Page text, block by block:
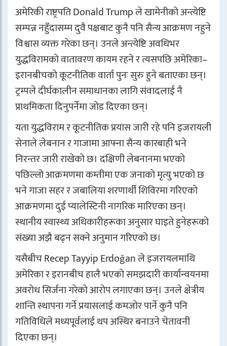
अमेरिकी राष्ट्रपतिDonald Trumpले खामेनीको अन्त्येष्टि
सम्पन्न नहुँदासम्म दुवै पक्षबाट कुनै पनि सैन्य आक्रमण नहुने
विश्वास व्यक्त गरेका छन्। उनले अन्त्येष्टि अवधिभर
युद्धविरामको वातावरण कायम रहने र त्यसपछि अमेरिका–
इरानबीचको कूटनीतिक वार्ता पुनः सुरु हुने बताएका छन्।
ट्रम्पले दीर्घकालीन समाधानका लागि संवादलाई नै
प्राथमिकता दिनुपर्नेमा जोड दिएका छन्।
यता युद्धविराम र कूटनीतिक प्रयास जारी रहे पनि इजरायली
सेनाले लेबनान र गाजामा आफ्ना सैन्य कारबाही भने
निरन्तर जारी राखेको छ। दक्षिणी लेबनानमा भएको
पछिल्लो आक्रमणमा कम्तीमा एक जनाको मृत्यु भएको छ
भने गाजा सहर र जबालिया शरणार्थी शिविरमा गरिएको
आक्रमणमा दुई प्यालेस्टिनी नागरिक मारिएका छन्।
स्थानीय स्वास्थ्य अधिकारीहरूका अनुसार घाइते हुनेहरूको
संख्या अझै बढ्न सक्ने अनुमान गरिएको छ।
यसैबीचRecep Tayyip Erdoğanले इजरायलमाथि
अमेरिका र इरानबीच हालै भएको समझदारी कार्यान्वयनमा
अवरोध सिर्जना गरेको आरोप लगाएका छन्। उनले क्षेत्रीय
शान्ति स्थापना गर्ने प्रयासलाई कमजोर पार्ने कुनै पनि
गतिविधिले मध्यपूर्वलाई थप अस्थिर बनाउने चेतावनी
दिएका छन्।